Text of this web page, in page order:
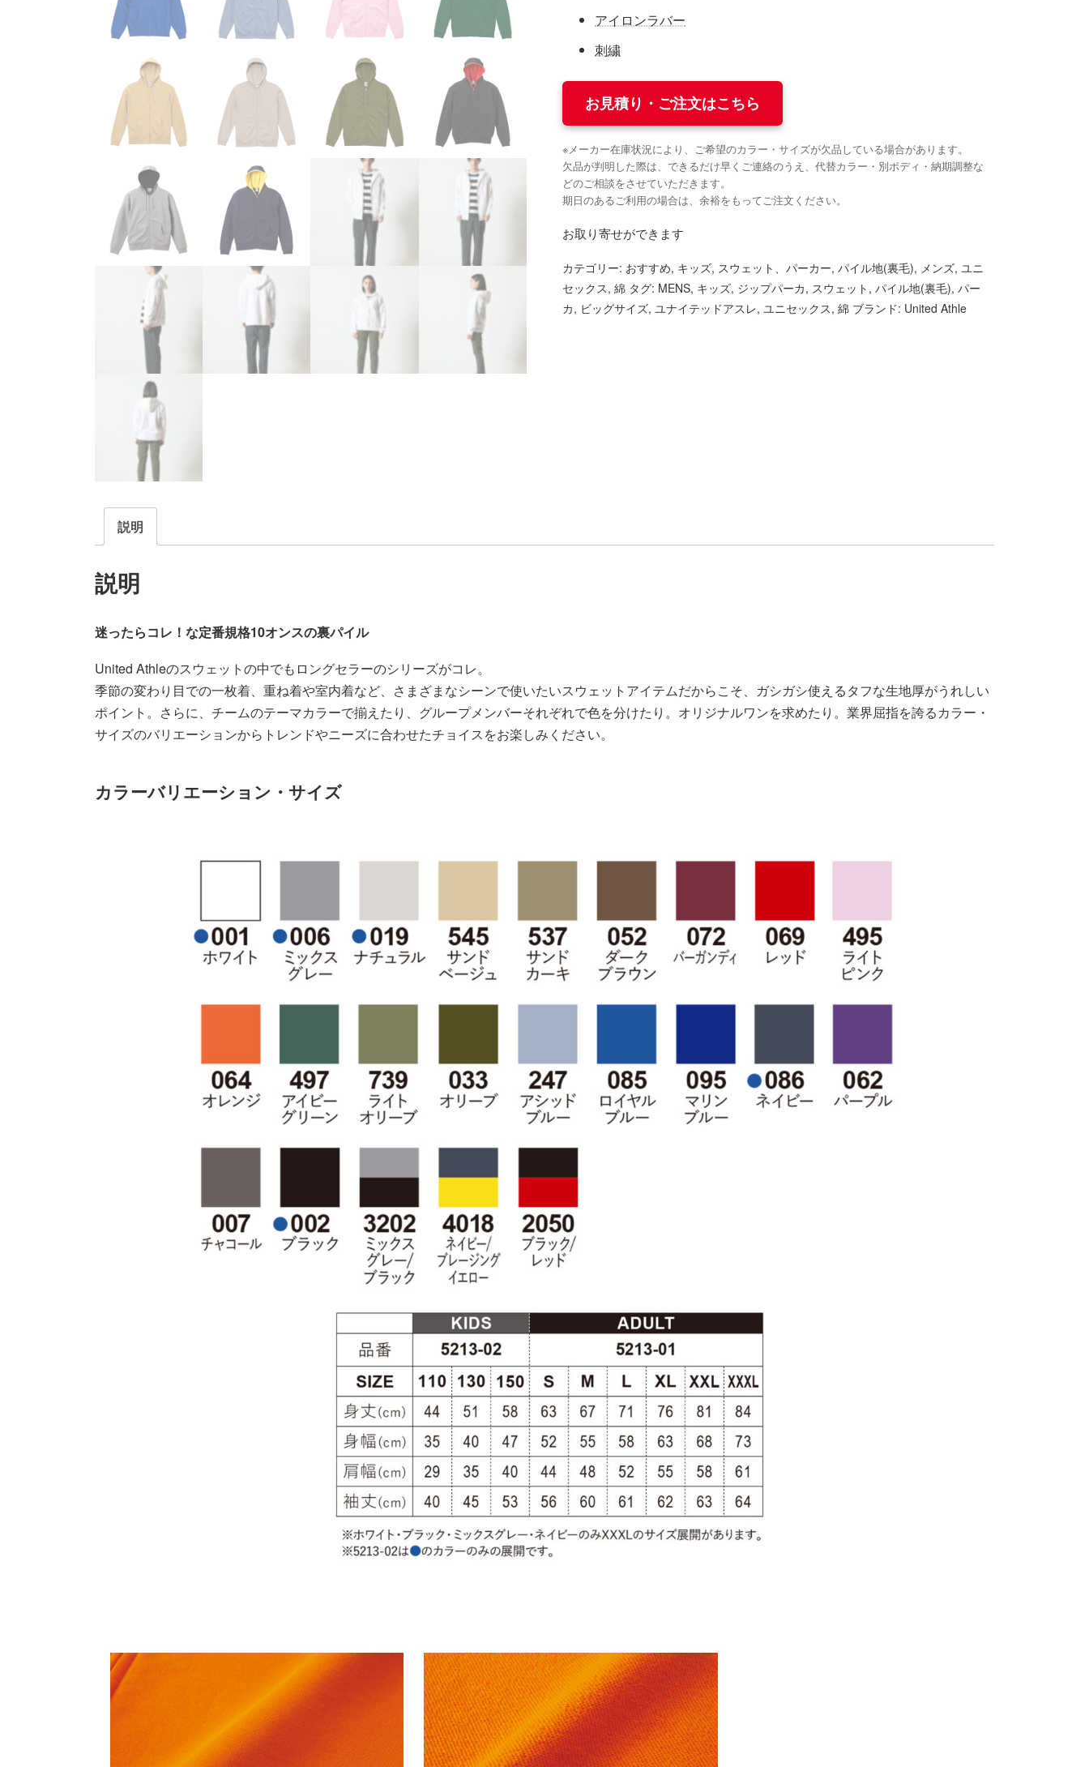
アイロンラバー
刺繍
お見積り・ご注文はこちら
※メーカー在庫状況により、ご希望のカラー・サイズが欠品している場合があります。
欠品が判明した際は、できるだけ早くご連絡のうえ、代替カラー・別ボディ・納期調整な
どのご相談をさせていただきます。
期日のあるご利用の場合は、余裕をもってご注文ください。
お取り寄せができます
カテゴリー: おすすめ, キッズ, スウェット、パーカー,パイル地(裏毛), メンズ, ユニ
セックス,綿 タグ: MENS, キッズ, ジップパーカ, スウェット ,パイル地(裏毛),パー
カ, ビッグサイズ, ユナイテッドアスレ, ユニセックス,綿 ブランド: United Athle
説明
説明
迷ったらコレ！な定番規格10オンスの裏パイル
United Athleのスウェットの中でもロングセラーのシリーズがコレ。
季節の変わり目での一枚着、重ね着や室内着など、さまざまなシーンで使いたいスウェットアイテムだからこそ、ガシガシ使えるタフな生地厚がうれしい
ポイント。さらに、チームのテーマカラーで揃えたり、グループメンバーそれぞれで色を分けたり。オリジナルワンを求めたり。業界屈指を誇るカラー・
サイズのバリエーションからトレンドやニーズに合わせたチョイスをお楽しみください。
カラーバリエーション・サイズ